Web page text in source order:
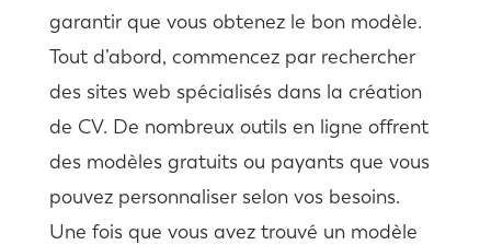
garantir que vous obtenez le bon modèle.
Tout d’abord, commencez par rechercher
des sites web spécialisés dans la création
de CV. De nombreux outils en ligne offrent
des modèles gratuits ou payants que vous
pouvez personnaliser selon vos besoins.
Une fois que vous avez trouvé un modèle